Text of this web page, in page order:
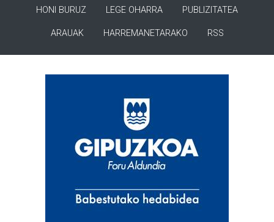
HONI BURUZ LEGE OHARRA PUBLIZITATEA
ARAUAK HARREMANETARAKO RSS